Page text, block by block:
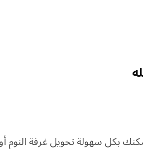
يمكنك بكل سهولة تحويل غرفة